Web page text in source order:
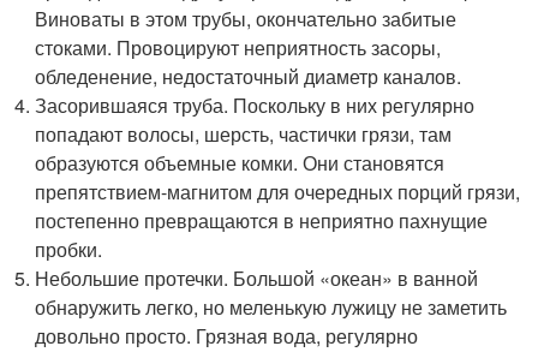
Виноваты в этом трубы, окончательно забитые
стоками. Провоцируют неприятность засоры,
обледенение, недостаточный диаметр каналов.
Засорившаяся труба. Поскольку в них регулярно
попадают волосы, шерсть, частички грязи, там
образуются объемные комки. Они становятся
препятствием-магнитом для очередных порций грязи,
постепенно превращаются в неприятно пахнущие
пробки.
Небольшие протечки. Большой «океан» в ванной
обнаружить легко, но меленькую лужицу не заметить
довольно просто. Грязная вода, регулярно